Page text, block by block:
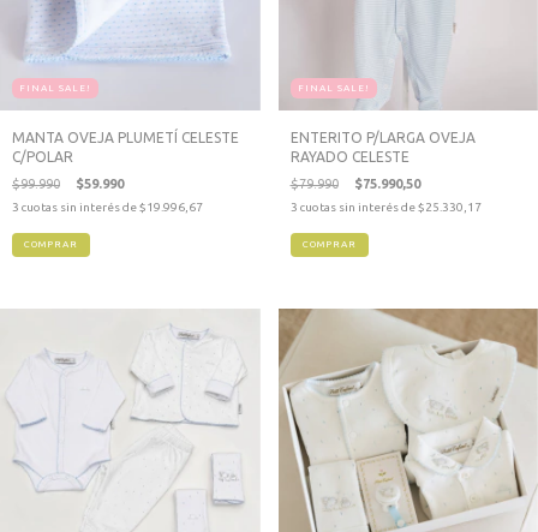
FINAL SALE!
MANTA OVEJA PLUMETÍ CELESTE
C/POLAR
$99.990 $59.990
3 cuotas sin interés de$19.996,67
FINAL SALE!
ENTERITO P/LARGA OVEJA
RAYADO CELESTE
$79.990 $75.990,50
3 cuotas sin interés de$25.330,17
COMPRAR